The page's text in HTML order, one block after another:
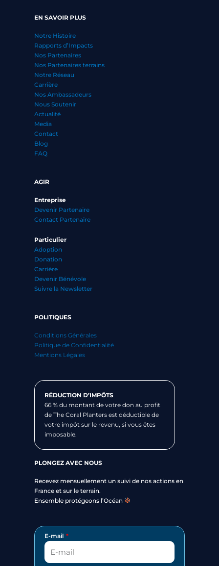
EN SAVOIR PLUS
Notre Histoire
Rapports d’Impacts
Nos Partenaires
Nos Partenaires terrains
Notre Réseau
Carrière
Nos Ambassadeurs
Nous Soutenir
Actualité
Media
Contact
Blog
FAQ
AGIR
Entreprise
Devenir Partenaire
Contact Partenaire
Particulier
Adoption
Donation
Carrière
Devenir Bénévole
Suivre la Newsletter
POLITIQUES
Conditions Générales
Politique de Confidentialité
Mentions Légales
RÉDUCTION D’IMPÔTS
66 % du montant de votre don au profit
de The Coral Planters est déductible de
votre impôt sur le revenu, si vous êtes
imposable.
PLONGEZ AVEC NOUS
Recevez mensuellement un suivi de nos actions en
France et sur le terrain.
Ensemble protégeons l’Océan
E-mail